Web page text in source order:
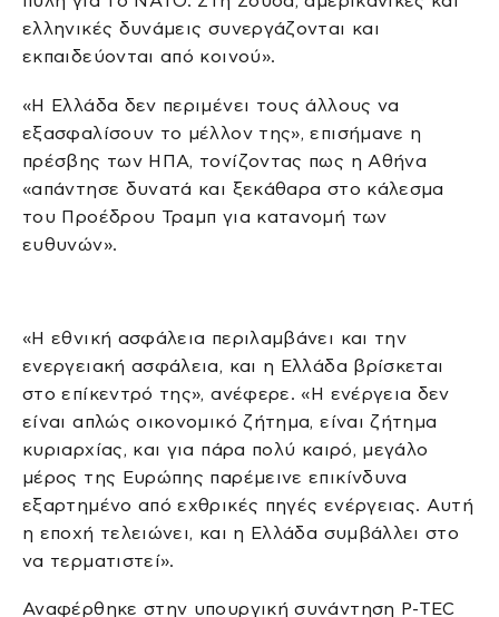
ελληνικές δυνάμεις συνεργάζονται και
εκπαιδεύονται από κοινού».
«Η Ελλάδα δεν περιμένει τους άλλους να
εξασφαλίσουν το μέλλον της», επισήμανε η
πρέσβης των ΗΠΑ, τονίζοντας πως η Αθήνα
«απάντησε δυνατά και ξεκάθαρα στο κάλεσμα
του Προέδρου Τραμπ για κατανομή των
ευθυνών».
«Η εθνική ασφάλεια περιλαμβάνει και την
ενεργειακή ασφάλεια, και η Ελλάδα βρίσκεται
στο επίκεντρό της», ανέφερε. «Η ενέργεια δεν
είναι απλώς οικονομικό ζήτημα, είναι ζήτημα
κυριαρχίας, και για πάρα πολύ καιρό, μεγάλο
μέρος της Ευρώπης παρέμεινε επικίνδυνα
εξαρτημένο από εχθρικές πηγές ενέργειας. Αυτή
η εποχή τελειώνει, και η Ελλάδα συμβάλλει στο
να τερματιστεί».
Αναφέρθηκε στην υπουργική συνάντηση P-TEC